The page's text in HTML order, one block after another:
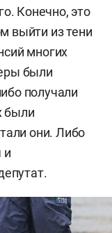
Конечно, это
выйти из тени
многих
были
получали
были
они. Либо
и